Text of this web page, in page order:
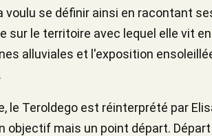
voulu se définir ainsi en racontant
le territoire avec lequel elle vit
alluviales et l'exposition
le Teroldego est réinterprété par
objectif mais un point départ.